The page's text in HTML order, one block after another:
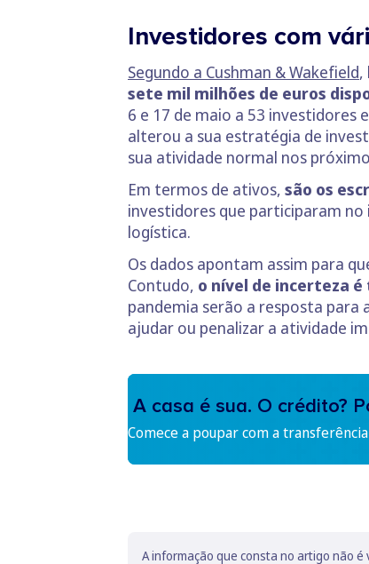
Investidores com
Segundo a Cushman & Wakefield,
sete mil milhões de euros
6 e 17 de maio a 53 investidores
alterou a sua estratégia de
sua atividade normal nos
Em termos de ativos, são os
investidores que participaram
logística.
Os dados apontam assim para
Contudo, o nível de incerteza
pandemia serão a resposta para
ajudar ou penalizar a atividade
A casa é sua. O crédito?
Comece a poupar com a
A informação que consta no artigo não